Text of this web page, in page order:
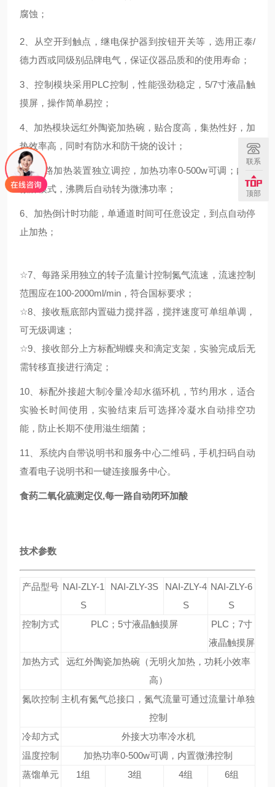
腐蚀；
2、从空开到触点，继电保护器到按钮开关等，选用正泰/
德力西或同级别品牌电气，保证仪器品质和的使用寿命；
3、控制模块采用PLC控制，性能强劲稳定，5/7寸液晶触
摸屏，操作简单易控；
4、加热模块远红外陶瓷加热碗，贴合度高，集热性好，加
热效率高，同时有防水和防干烧的设计；
5、每路加热装置独立调控，加热功率0-500w可调；内置
微沸模式，沸腾后自动转为微沸功率；
6、加热倒计时功能，单通道时间可任意设定，到点自动停
止加热；
☆7、每路采用独立的转子流量计控制氮气流速，流速控制
范围应在100-2000ml/min，符合国标要求；
☆8、接收瓶底部内置磁力搅拌器，搅拌速度可单组单调，
可无级调速；
☆9、接收部分上方标配蝴蝶夹和滴定支架，实验完成后无
需转移直接进行滴定；
10、标配外接超大制冷量冷却水循环机，节约用水，适合
实验长时间使用，实验结束后可选择冷凝水自动排空功
能，防止长期不使用滋生细菌；
11、系统内自带说明书和服务中心二维码，手机扫码自动
查看电子说明书和一键连接服务中心。
食药二氧化硫测定仪,每一路自动闭环加酸
技术参数
产品型号 NAI-ZLY-1
S
NAI-ZLY-3S
NAI-ZLY-4
S
NAI-ZLY-6
S
控制方式
PLC；5寸液晶触摸屏
PLC；7寸
液晶触摸屏
加热方式
远红外陶瓷加热碗（无明火加热，功耗小效率
高）
氮吹控制 主机有氮气总接口，氮气流量可通过流量计单独
控制
冷却方式
外接大功率冷水机
温度控制
加热功率0-500w可调，内置微沸控制
蒸馏单元
1组 3组 4组 6组
联系
顶部